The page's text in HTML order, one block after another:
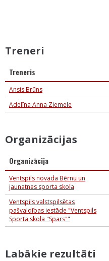
Treneri
Treneris
Ansis Brūns
Adelīna Anna Ziemele
Organizācijas
Organizācija
Ventspils novada Bērnu un
jaunatnes sporta skola
Ventspils valstspilsētas
pašvaldības iestāde "Ventspils
Sporta skola "Spars""
Labākie rezultāti